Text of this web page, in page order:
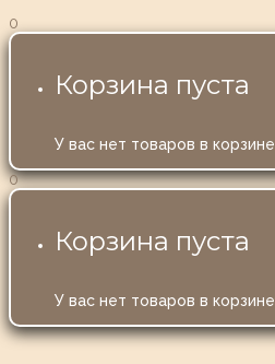
0
Корзина пуста
У вас нет товаров в корзине
0
Корзина пуста
У вас нет товаров в корзине